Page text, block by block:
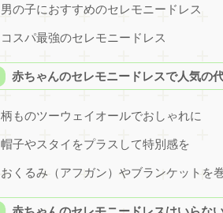
男の子におすすめのセレモニードレス
コスパ最強のセレモニードレス
赤ちゃんのセレモニードレスで人気の
柄ものツーウェイオールでおしゃれに
帽子やスタイをプラスして特別感を
おくるみ（アフガン）やブランケットを